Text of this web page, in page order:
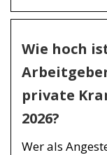
Wie hoch
private
2026?
Wer als